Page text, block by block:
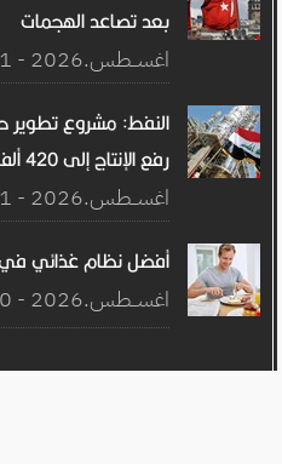
بعد تصاعد الهجمات
09 اغســطس.2026 - 20:51
النفط: مشروع
رفع الإنتاج إلى 420 ألف برميل يومياً
09 اغســطس.2026 - 20:51
أفضل نظام غذائي في
09 اغســطس.2026 - 20:50